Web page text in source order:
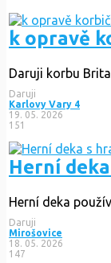
k opravě
Daruji korbu
Daruji
Karlovy Vary 4
19. 05. 2026
151
Herní
Herní deka
Daruji
Mirošovice
18. 05. 2026
147